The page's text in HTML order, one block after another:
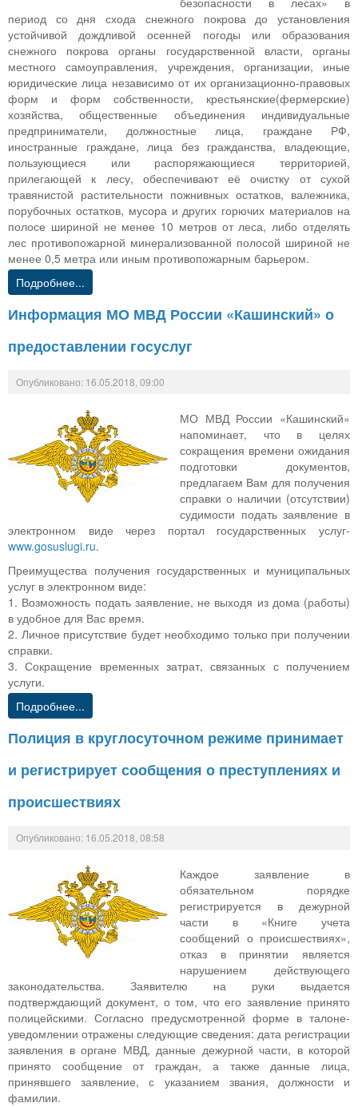
период со дня схода снежного покрова до установления
устойчивой дождливой осенней погоды или образования
снежного покрова органы государственной власти, органы
местного самоуправления, учреждения, организации, иные
юридические лица независимо от их организационно-правовых
форм и форм собственности, крестьянские(фермерские)
хозяйства, общественные объединения индивидуальные
предприниматели, должностные лица, граждане РФ,
иностранные граждане, лица без гражданства, владеющие,
пользующиеся или распоряжающиеся территорией,
прилегающей к лесу, обеспечивают её очистку от сухой
травянистой растительности пожнивных остатков, валежника,
порубочных остатков, мусора и других горючих материалов на
полосе шириной не менее 10 метров от леса, либо отделять
лес противопожарной минерализованной полосой шириной не
менее 0,5 метра или иным противопожарным барьером.
Подробнее...
Информация МО МВД России «Кашинский» о
предоставлении госуслуг
Опубликовано: 16.05.2018, 09:00
МО МВД России «Кашинский»
напоминает, что в целях
сокращения времени ожидания
подготовки документов,
предлагаем Вам для получения
справки о наличии (отсутствии)
судимости подать заявление в
электронном виде через портал государственных услуг-
www.gosuslugi.ru.
Преимущества получения государственных и муниципальных
услуг в электронном виде:
1. Возможность подать заявление, не выходя из дома (работы)
в удобное для Вас время.
2. Личное присутствие будет необходимо только при получении
справки.
3. Сокращение временных затрат, связанных с получением
услуги.
Подробнее...
Полиция в круглосуточном режиме принимает
и регистрирует сообщения о преступлениях и
происшествиях
Опубликовано: 16.05.2018, 08:58
Каждое заявление в
обязательном порядке
регистрируется в дежурной
части в «Книге учета
сообщений о происшествиях»,
отказ в принятии является
нарушением действующего
законодательства. Заявителю на руки выдается
подтверждающий документ, о том, что его заявление принято
полицейскими. Согласно предусмотренной форме в талоне-
уведомлении отражены следующие сведения: дата регистрации
заявления в органе МВД, данные дежурной части, в которой
принято сообщение от граждан, а также данные лица,
принявшего заявление, с указанием звания, должности и
фамилии.